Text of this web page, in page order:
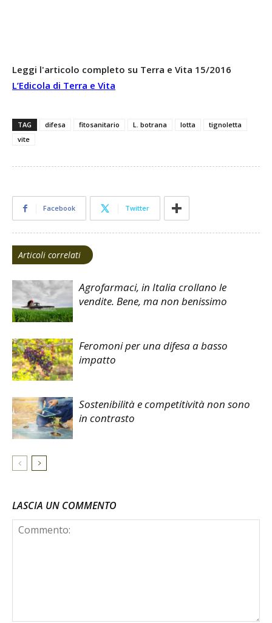
Leggi l'articolo completo su Terra e Vita 15/2016
L’Edicola di Terra e Vita
TAG difesa fitosanitario L. botrana lotta
tignoletta
vite
Facebook Twitter
Articoli correlati
Agrofarmaci, in Italia crollano le
vendite. Bene, ma non benissimo
Feromoni per una difesa a basso
impatto
Sostenibilità e competitività non sono
in contrasto
LASCIA UN COMMENTO